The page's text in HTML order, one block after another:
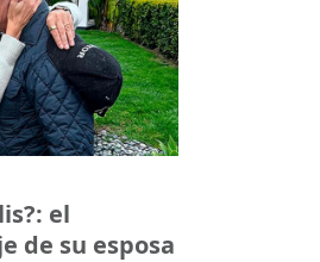
el
de su esposa